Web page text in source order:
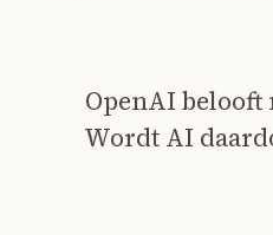
OpenAI belooft
Wordt AI